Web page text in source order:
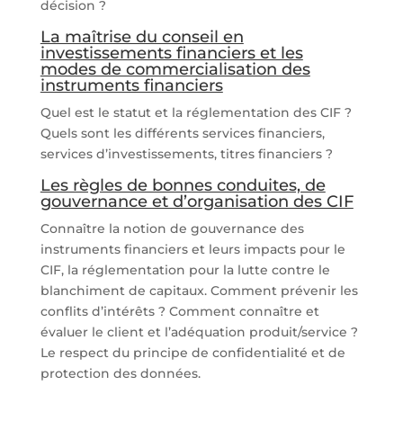
décision ?
La maîtrise du conseil en
investissements financiers et les
modes de commercialisation des
instruments financiers
Quel est le statut et la réglementation des CIF ?
Quels sont les différents services financiers,
services d’investissements, titres financiers ?
Les règles de bonnes conduites, de
gouvernance et d’organisation des CIF
Connaître la notion de gouvernance des
instruments financiers et leurs impacts pour le
CIF, la réglementation pour la lutte contre le
blanchiment de capitaux. Comment prévenir les
conflits d’intérêts ? Comment connaître et
évaluer le client et l’adéquation produit/service ?
Le respect du principe de confidentialité et de
protection des données.